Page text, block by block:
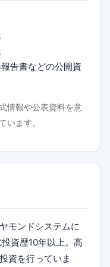
告書などの公開資
情報や公表資料を意
います。
モンドシステムに
資歴10年以上。高
資を行っていま